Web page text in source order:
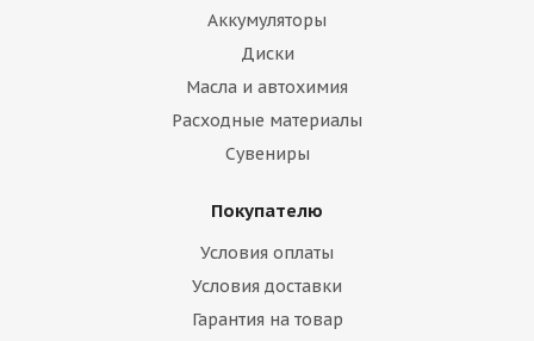
Аккумуляторы
Диски
Масла и автохимия
Расходные материалы
Сувениры
Покупателю
Условия оплаты
Условия доставки
Гарантия на товар